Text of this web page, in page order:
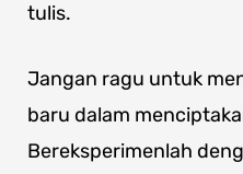
tulis.
Jangan ragu untuk
baru dalam
Bereksperimenlah